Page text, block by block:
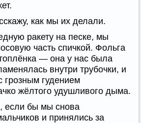
как мы их делали.
ракету на песке, мы
часть спичкой. Фольга
— она у нас была
внутри трубочки, и
грозным гудением
жёлтого удушливого дыма.
если бы мы снова
и принялись за